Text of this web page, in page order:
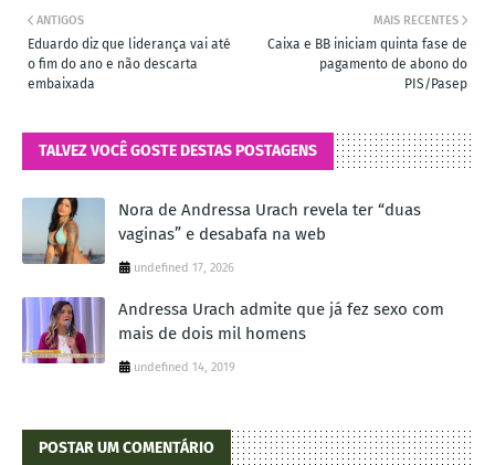
MAIS RECENTES
Caixa e BB iniciam quinta fase de
pagamento de abono do
PIS/Pasep
ANTIGOS
Eduardo diz que liderança vai até
o fim do ano e não descarta
embaixada
TALVEZ VOCÊ GOSTE DESTAS POSTAGENS
Nora de Andressa Urach revela ter “duas
vaginas” e desabafa na web
undefined 17, 2026
Andressa Urach admite que já fez sexo com
mais de dois mil homens
undefined 14, 2019
POSTAR UM COMENTÁRIO